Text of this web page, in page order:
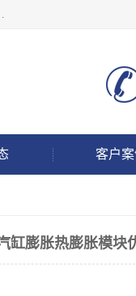
厂、高校、科学院所、卫生防疫部门、煤矿、石化厂等用户建立了密切的合作关系。
客户案
缸膨胀热膨胀模块